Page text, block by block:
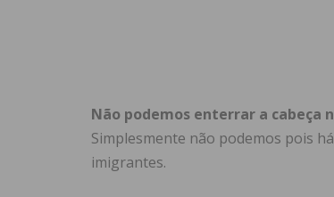
Não podemos enterrar a cabeça
Simplesmente não podemos pois
imigrantes.